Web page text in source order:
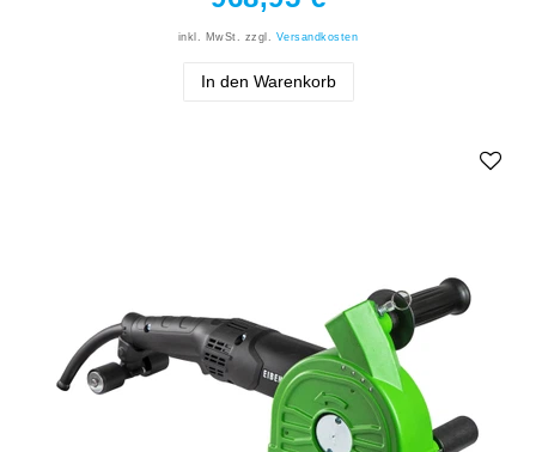
inkl. MwSt. zzgl. Versandkosten
In den Warenkorb